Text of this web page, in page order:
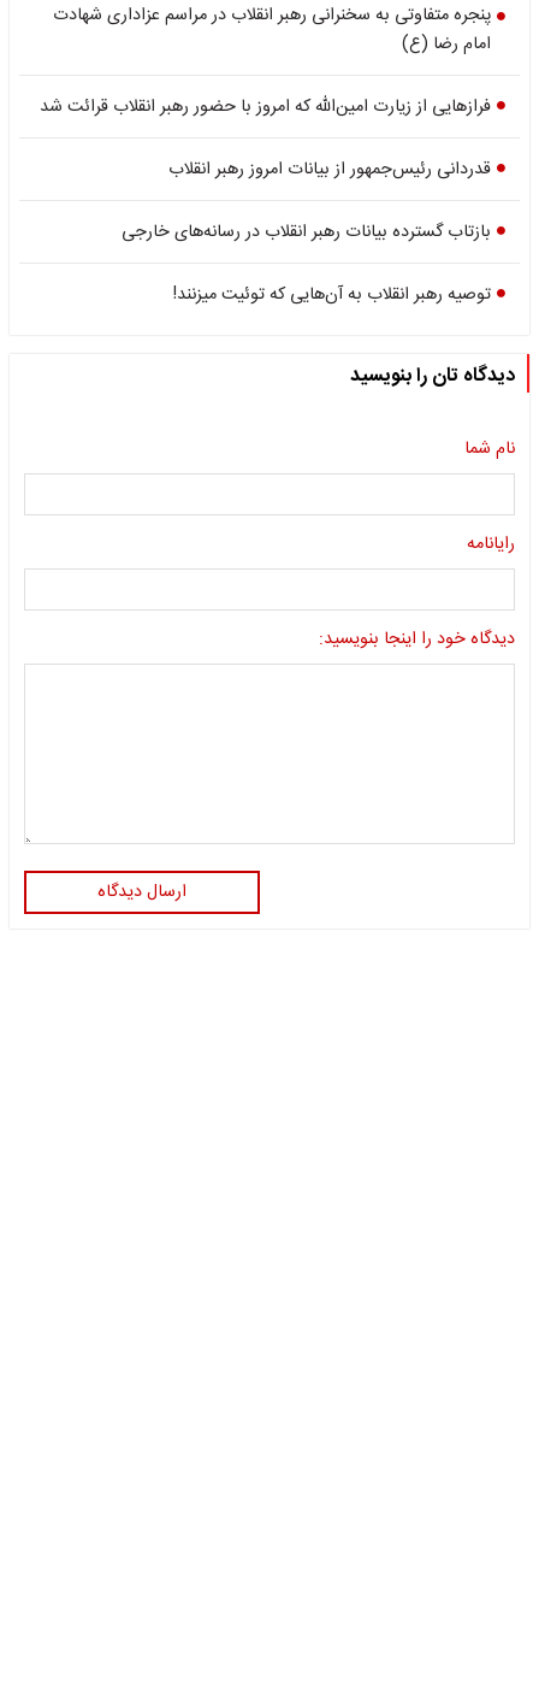
پنجره متفاوتی به سخنرانی رهبر انقلاب در مراسم عزاداری شهادت
امام رضا (ع)
فرازهایی از زیارت امین‌الله که امروز با حضور رهبر انقلاب قرائت شد
قدردانی رئیس‌جمهور از بیانات امروز رهبر انقلاب
بازتاب گسترده بیانات رهبر انقلاب در رسانه‌های خارجی
توصیه رهبر انقلاب به آن‌هایی که توئیت میزنند!
دیدگاه تان را بنویسید
نام شما
رایانامه
دیدگاه خود را اینجا بنویسید:
ارسال دیدگاه